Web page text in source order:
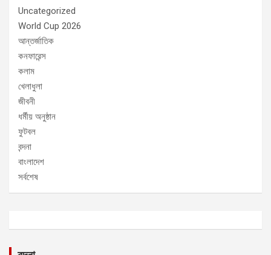
Uncategorized
World Cup 2026
আন্তর্জাতিক
কনফারেন্স
কলাম
খেলাধুলা
জীবনী
ধর্মীয় অনুষ্ঠান
ফুটবল
বন্দনা
বাংলাদেশ
সর্বশেষ